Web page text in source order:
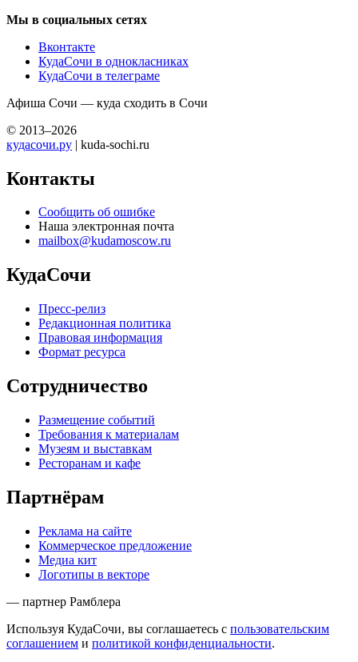
Мы в социальных сетях
Вконтакте
КудаСочи в однокласниках
КудаСочи в телеграме
Афиша Сочи — куда сходить в Сочи
© 2013–2026
кудасочи.ру | kuda-sochi.ru
Контакты
Сообщить об ошибке
Наша электронная почта
mailbox@kudamoscow.ru
КудаСочи
Пресс-релиз
Редакционная политика
Правовая информация
Формат ресурса
Сотрудничество
Размещение событий
Требования к материалам
Музеям и выставкам
Ресторанам и кафе
Партнёрам
Реклама на сайте
Коммерческое предложение
Медиа кит
Логотипы в векторе
— партнер Рамблера
Используя КудаСочи, вы соглашаетесь с пользовательским
соглашением и политикой конфиденциальности.